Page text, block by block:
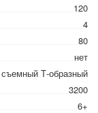
120
4
80
нет
съемный Т-образный
3200
6+